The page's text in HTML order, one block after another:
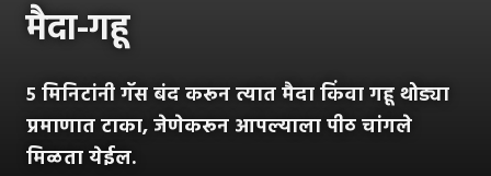
मैदा-गहू
५ मिनिटांनी गॅस बंद करून त्यात मैदा किंवा गहू थोड्या
प्रमाणात टाका, जेणेकरून आपल्याला पीठ चांगले
मिळता येईल.